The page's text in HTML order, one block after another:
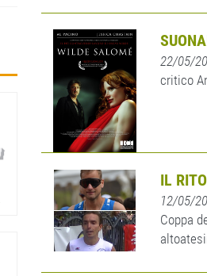
22/05/
critico
IL
12/05/
Coppa